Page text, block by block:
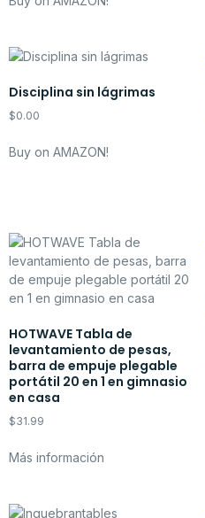
Disciplina sin lágrimas
$0.00
Buy on AMAZON!
HOTWAVE Tabla de
levantamiento de pesas,
barra de empuje plegable
portátil 20 en 1 en gimnasio
en casa
$31.99
Más información